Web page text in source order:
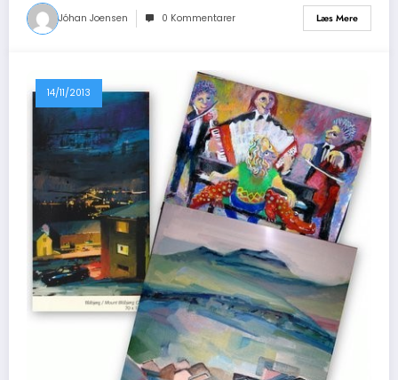
Jóhan Joensen 0 Kommentarer Læs Mere
14/11/2013